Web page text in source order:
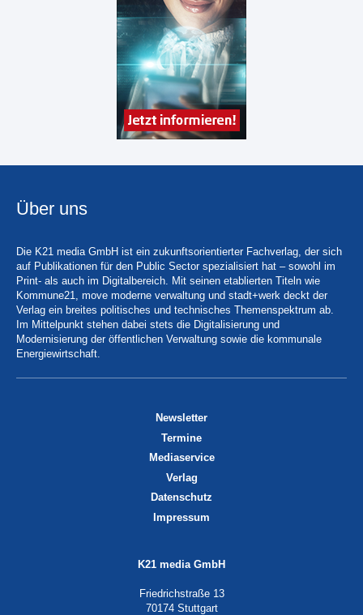
Über uns
Die K21 media GmbH ist ein zukunftsorientierter Fachverlag, der sich
auf Publikationen für den Public Sector spezialisiert hat – sowohl im
Print- als auch im Digitalbereich. Mit seinen etablierten Titeln wie
Kommune21, move moderne verwaltung und stadt+werk deckt der
Verlag ein breites politisches und technisches Themenspektrum ab.
Im Mittelpunkt stehen dabei stets die Digitalisierung und
Modernisierung der öffentlichen Verwaltung sowie die kommunale
Energiewirtschaft.
Newsletter
Termine
Mediaservice
Verlag
Datenschutz
Impressum
K21 media GmbH
Friedrichstraße 13
70174 Stuttgart